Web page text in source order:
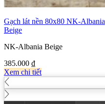
Gạch lát nền 80x80 NK-Albania
Beige
NK-Albania Beige
385.000 ₫
Xem chi tiết